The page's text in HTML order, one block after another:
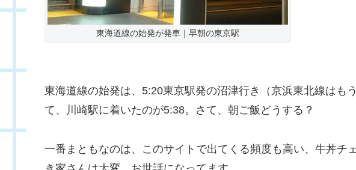
東海道線の始発が発車｜早朝の東京駅
東海道線の始発は、5:20東京駅発の沼津行き（京浜東北線はも
て、川崎駅に着いたのが5:38。さて、朝ご飯どうする？
一番まともなのは、このサイトで出てくる頻度も高い、牛丼チ